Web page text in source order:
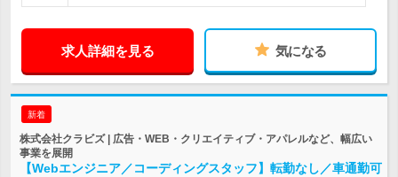
求人詳細を見る 気になる
新着
株式会社クラビズ | 広告・WEB・クリエイティブ・アパレルなど、幅広い
事業を展開
【Webエンジニア／コーディングスタッフ】転勤なし／車通勤可